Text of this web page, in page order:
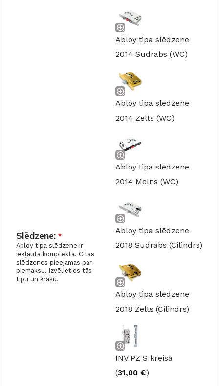
Slēdzene: *
Abloy tipa slēdzene ir
iekļauta komplektā. Citas
slēdzenes pieejamas par
piemaksu. Izvēlieties tās
tipu un krāsu.
Abloy tipa slēdzene
2014 Sudrabs (WC)
Abloy tipa slēdzene
2014 Zelts (WC)
Abloy tipa slēdzene
2014 Melns (WC)
Abloy tipa slēdzene
2018 Sudrabs (Cilindrs)
Abloy tipa slēdzene
2018 Zelts (Cilindrs)
INV PZ S kreisā
(31,00 €)